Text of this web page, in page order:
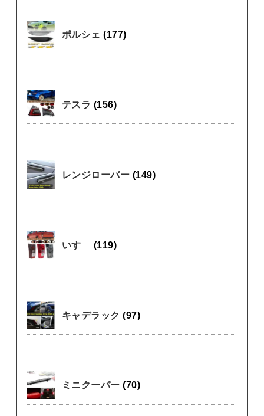
ポルシェ(177)
テスラ (156)
レンジローバー (149)
いすゞ (119)
キャデラック(97)
ミニクーパー(70)